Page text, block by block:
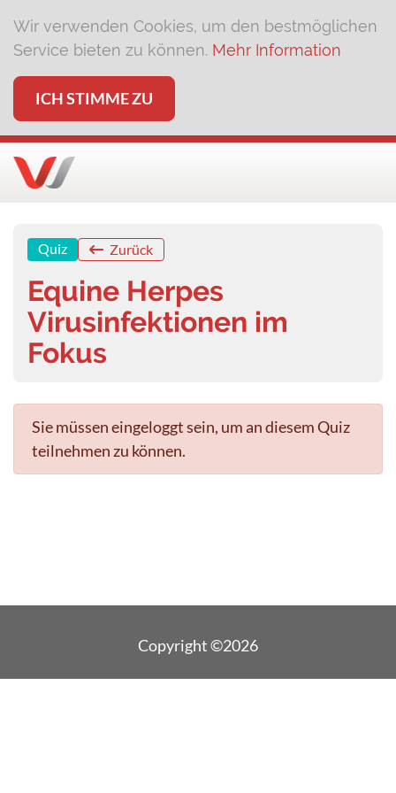
Wir verwenden Cookies, um den bestmöglichen
Service bieten zu können. Mehr Information
ICH STIMME ZU
Quiz Zurück
Equine Herpes
Virusinfektionen im
Fokus
Sie müssen eingeloggt sein, um an diesem Quiz
teilnehmen zu können.
Copyright ©2026